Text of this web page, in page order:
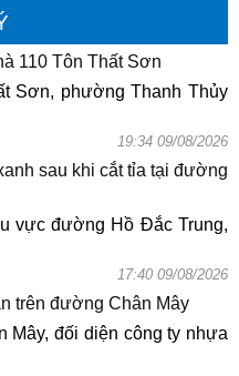
110 Tôn Thất Sơn
Sơn, phường Thanh Thủy
19:34 09/08/2026
sau khi cắt tỉa tại đường
vực đường Hồ Đắc Trung,
17:40 09/08/2026
trên đường Chân Mây
Mây, đối diện công ty nhựa